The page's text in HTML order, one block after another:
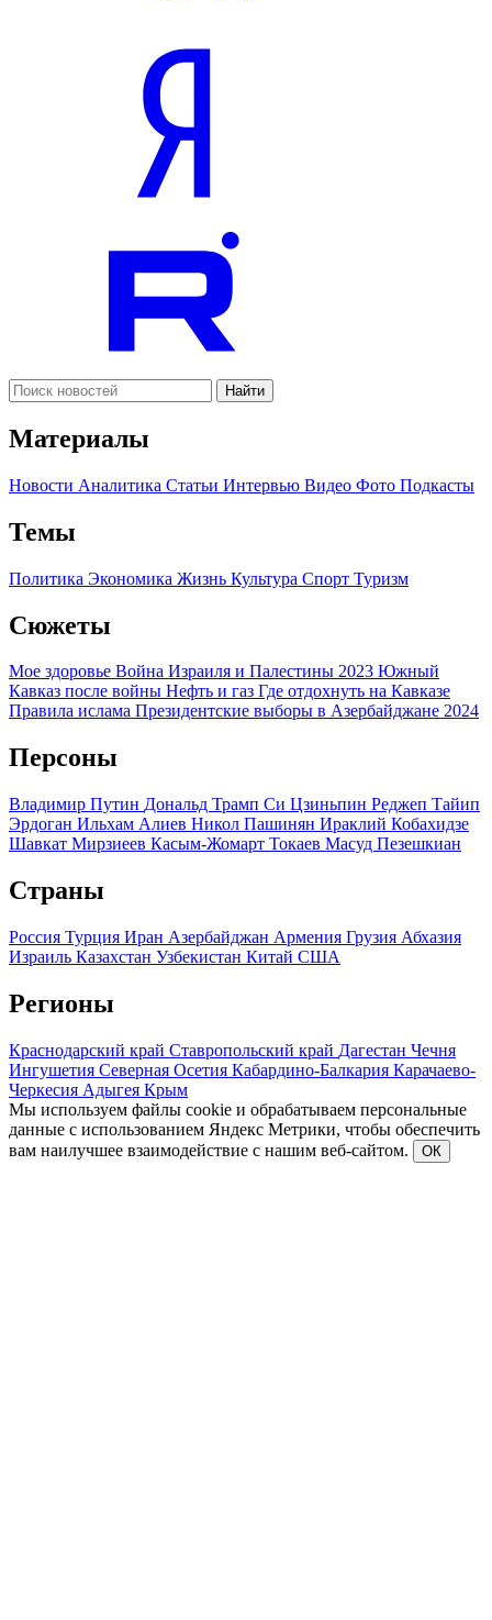
Найти
Материалы
Новости Аналитика Статьи Интервью Видео Фото Подкасты
Темы
Политика Экономика Жизнь Культура Спорт Туризм
Сюжеты
Мое здоровье Война Израиля и Палестины 2023 Южный
Кавказ после войны Нефть и газ Где отдохнуть на Кавказе
Правила ислама Президентские выборы в Азербайджане 2024
Персоны
Владимир Путин Дональд Трамп Си Цзиньпин Реджеп Тайип
Эрдоган Ильхам Алиев Никол Пашинян Ираклий Кобахидзе
Шавкат Мирзиеев Касым-Жомарт Токаев Масуд Пезешкиан
Страны
Россия Турция Иран Азербайджан Армения Грузия Абхазия
Израиль Казахстан Узбекистан Китай США
Регионы
Краснодарский край Ставропольский край Дагестан Чечня
Ингушетия Северная Осетия Кабардино-Балкария Карачаево-
Черкесия Адыгея Крым
Мы используем файлы cookie и обрабатываем персональные
данные с использованием Яндекс Метрики, чтобы обеспечить
вам наилучшее взаимодействие с нашим веб-сайтом.
ОК